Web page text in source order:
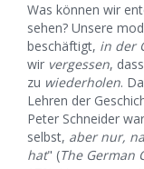
Was können wir
sehen? Unsere
beschäftigt, in der
wir vergessen,
zu wiederholen.
Lehren der
Peter Schneider
selbst, aber nur,
hat" (The German